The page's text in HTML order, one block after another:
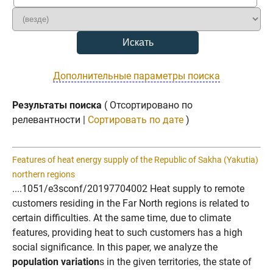
Дополнительные параметры поиска
Результаты поиска ( Отсортировано по
релевантности | Сортировать по дате )
Features of heat energy supply of the Republic of Sakha (Yakutia)
northern regions
....1051/e3sconf/20197704002 Heat supply to remote
customers residing in the Far North regions is related to
certain difficulties. At the same time, due to climate
features, providing heat to such customers has a high
social significance. In this paper, we analyze the
population variations in the given territories, the state of